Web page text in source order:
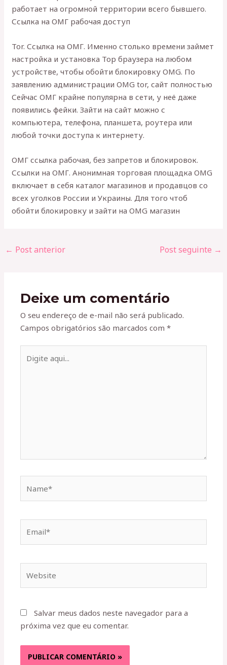
работает на огромной территории всего бывшего.
Ссылка на ОМГ рабочая доступ
Tor. Ссылка на ОМГ. Именно столько времени займет
настройка и установка Тор браузера на любом
устройстве, чтобы обойти блокировку OMG. По
заявлению администрации OMG tor, сайт полностью
Сейчас ОМГ крайне популярна в сети, у неё даже
появились фейки. Зайти на сайт можно с
компьютера, телефона, планшета, роутера или
любой точки доступа к интернету.
ОМГ ссылка рабочая, без запретов и блокировок.
Ссылки на ОМГ. Анонимная торговая площадка OMG
включает в себя каталог магазинов и продавцов со
всех уголков России и Украины. Для того чтоб
обойти блокировку и зайти на OMG магазин
← Post anterior Post seguinte →
Deixe um comentário
O seu endereço de e-mail não será publicado.
Campos obrigatórios são marcados com*
aqui...
Salvar meus dados neste navegador para a
próxima vez que eu comentar.